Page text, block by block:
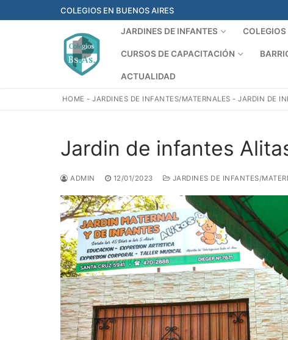
al
COLEGIOS EN BUENOS AIRES
JARDINES DE INFANTES
CURSOS DE CAPACITACIÓN
ACTUALIDAD
HOME -JARDINES DE INFANTES/MATERNALES -JARDIN DE
Jardin de infantes
ADMIN 12/01/2023 JARDINES DE INFANTES/